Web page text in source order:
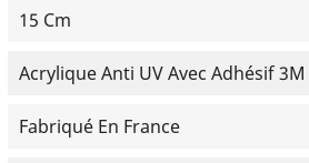
15 Cm
Acrylique Anti UV Avec Adhésif 3M
Fabriqué En France